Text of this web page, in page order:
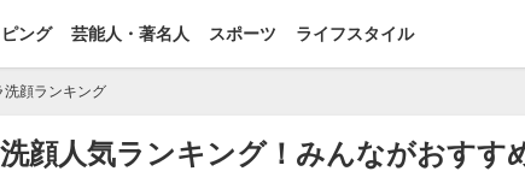
ング 芸能人・著名人 スポーツ ライフスタイル
洗顔ランキング
顔人気ランキング！みんながおすす